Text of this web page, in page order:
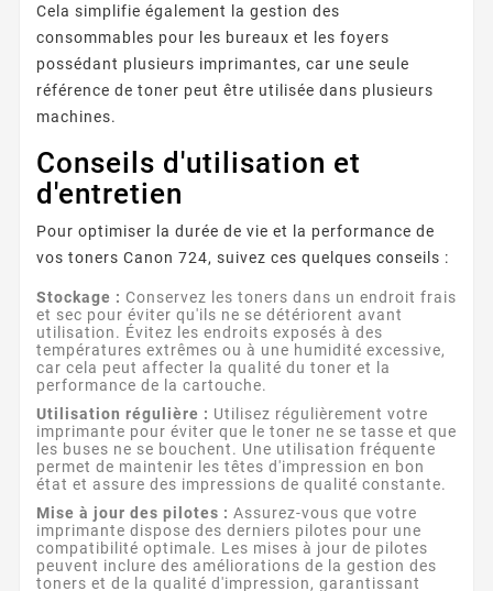
Cela simplifie également la gestion des
consommables pour les bureaux et les foyers
possédant plusieurs imprimantes, car une seule
référence de toner peut être utilisée dans plusieurs
machines.
Conseils d'utilisation et
d'entretien
Pour optimiser la durée de vie et la performance de
vos toners Canon 724, suivez ces quelques conseils :
Stockage : Conservez les toners dans un endroit frais
et sec pour éviter qu'ils ne se détériorent avant
utilisation. Évitez les endroits exposés à des
températures extrêmes ou à une humidité excessive,
car cela peut affecter la qualité du toner et la
performance de la cartouche.
Utilisation régulière : Utilisez régulièrement votre
imprimante pour éviter que le toner ne se tasse et que
les buses ne se bouchent. Une utilisation fréquente
permet de maintenir les têtes d'impression en bon
état et assure des impressions de qualité constante.
Mise à jour des pilotes : Assurez-vous que votre
imprimante dispose des derniers pilotes pour une
compatibilité optimale. Les mises à jour de pilotes
peuvent inclure des améliorations de la gestion des
toners et de la qualité d'impression, garantissant